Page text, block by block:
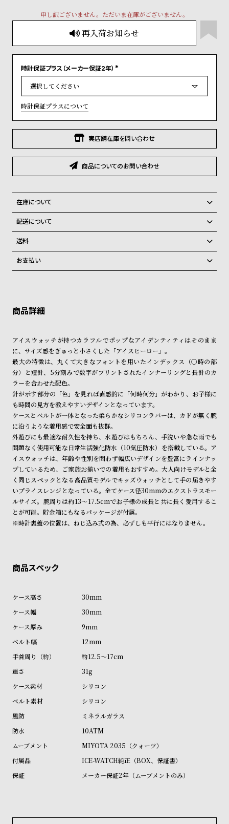
ア
エ
ス
ト
ウ
ッ
ド
ク
ラ
フ
の
商
品
の
腕
時
ブ
ド
覧
ラ
ン
キ
ン
グ
メ
ン
ズ
腕
時
計
レ
デ
ィ
ー
ス
腕
時
キ
ッ
ズ
腕
時
計
え
ル
ト
ッ
ル
ウ
ォ
ッ
チ
バ
ン
ド
そ
の
他
の
商
限
定
別
注
再入荷お知らせ
申し訳ございません。ただいま在庫がございません。
時計保証プラス（メーカー保証2年）
(
時計保証プラスについて
実店舗在庫を問い合わせ
商品についてのお問い合わせ
在庫について
全国の系列店と在庫を共有しているため、在庫に限りがございます。在
配送について
ご注文商品のお届け日数は在庫状況により異なり、
弊社物流センターからの発送
系列店舗から取り寄せ後に発送
ご希望に沿えない場合もございますので予めご了承くださいませ。
※ご予約商品・受注商品は、記載のお届け予定での発送となります。
商品の発送に関しまして
送料
配送料：550円（全国一律）
お支払い
ご利用頂けます。
アイスウォッチが持つカラフルでポップなアイデンティティはそのまま
に、サイズ感をぎゅっと小さくした「アイスヒーロー」。
最大の特徴は、丸くて大きなフォントを用いたインデックス（〇時の部
分）と短針、5分刻みで数字がプリントされたインナーリングと長針のカ
ラーを合わせた配色。
針が示す部分の「色」を見れば直感的に「何時何分」がわかり、お子様に
も時間の見方を教えやすいデザインとなっています。
ケースとベルトが一体となった柔らかなシリコンラバーは、カドが無く腕
に沿うような着用感で安全面も抜群。
外遊びにも最適な耐久性を持ち、水遊びはもちろん、手洗いや急な雨でも
問題なく使用可能な日常生活強化防水（10気圧防水）を搭載している。ア
イスウォッチは、年齢や性別を問わず幅広いデザインを豊富にラインナッ
プしているため、ご家族お揃いでの着用もおすすめ。大人向けモデルと全
く同じスペックとなる高品質モデルでキッズウォッチとして手の届きやす
いプライスレンジとなっている。全てケース径30mmのエクストラスモー
ルサイズ。腕周りは約13～17.5cmでお子様の成長と共に長く愛用するこ
とが可能。貯金箱にもなるパッケージが付属。
※時計裏蓋の位置は、ねじ込み式の為、必ずしも平行にはなりません。
30mm
30mm
9mm
12mm
約12.5～17cm
31g
シリコン
シリコン
ミネラルガラス
10ATM
MIYOTA 2035（クォーツ）
ICE-WATCH純正（BOX、保証書）
メーカー保証2年（ムーブメントのみ）